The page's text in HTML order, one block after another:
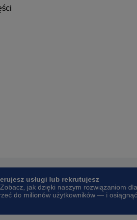
usługi lub rekrutujesz
Zobacz, jak dzięki naszym rozwiązaniom dla
do milionów użytkowników — i osiągnąć